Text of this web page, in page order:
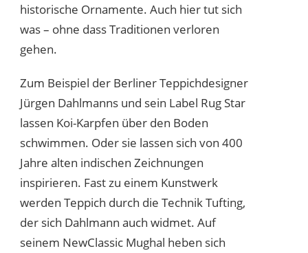
historische Ornamente. Auch hier tut sich
was – ohne dass Traditionen verloren
gehen.
Zum Beispiel der Berliner Teppichdesigner
Jürgen Dahlmanns und sein Label Rug Star
lassen Koi-Karpfen über den Boden
schwimmen. Oder sie lassen sich von 400
Jahre alten indischen Zeichnungen
inspirieren. Fast zu einem Kunstwerk
werden Teppich durch die Technik Tufting,
der sich Dahlmann auch widmet. Auf
seinem NewClassic Mughal heben sich